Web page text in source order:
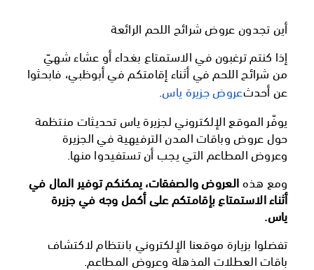
أين تجدون عروض شرائح اللحم الرائعة
إذا كنتم ترغبون في الاستمتاع بغداء أو عشاء شهيّ
من شرائح اللحم في أثناء إقامتكم في أبوظبي، فابحثوا
عن أحدثعروض جزيرة ياس
يوفّر الموقع الإلكتروني لجزيرة ياس تحديثات منتظمة
حول عروض وباقات المدن الترفيهية في الجزيرة
وعروض المطاعم التي يجب أن تستفيدوا منها.
ومع هذهالعروض والصفقات، يمكنكم توفير المال في
أثناء الاستمتاع بإقامتكم على أكمل وجه في جزيرة
ياس.
تفضلوا بزيارة موقعنا الإلكتروني بانتظام لاكتشاف
باقات العطلات المذهلة وعروض المطاعم.